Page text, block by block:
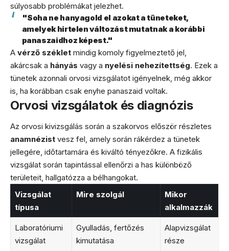
súlyosabb problémákat jelezhet.
"Soha ne hanyagold el azokat a tüneteket,
amelyek hirtelen változást mutatnak a korábbi
panaszaidhoz képest."
A vérző széklet mindig komoly figyelmeztető jel,
akárcsak a hányás vagy a nyelési nehezítettség. Ezek a
tünetek azonnali orvosi vizsgálatot igényelnek, még akkor
is, ha korábban csak enyhe panaszaid voltak.
Orvosi vizsgálatok és diagnózis
Az orvosi kivizsgálás során a szakorvos először részletes
anamnézist vesz fel, amely során rákérdez a tünetek
jellegére, időtartamára és kiváltó tényezőkre. A fizikális
vizsgálat során tapintással ellenőrzi a has különböző
területeit, hallgatózza a bélhangokat.
Vizsgálat
típusa
Mire szolgál
Mikor
alkalmazzák
Laboratóriumi
vizsgálat
Gyulladás, fertőzés
kimutatása
Alapvizsgálat
része